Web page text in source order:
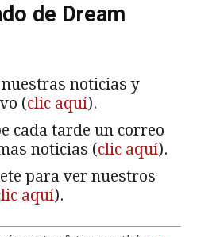
de Dream
nuestras noticias y
(clic aquí).
cada tarde un correo
noticias (clic aquí).
para ver nuestros
aquí).